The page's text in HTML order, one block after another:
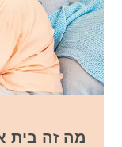
מה זה בית